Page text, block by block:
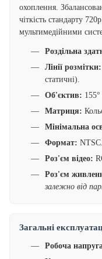
охоплення.
чіткість стандарту
мультимедійними
Роздільна
Лінії розмітки:
статичні).
Об'єктив:
Матриця:
Мінімальна
Формат: NTSC.
Роз'єм відео:
Роз'єм
залежно від
Загальні
Робоча